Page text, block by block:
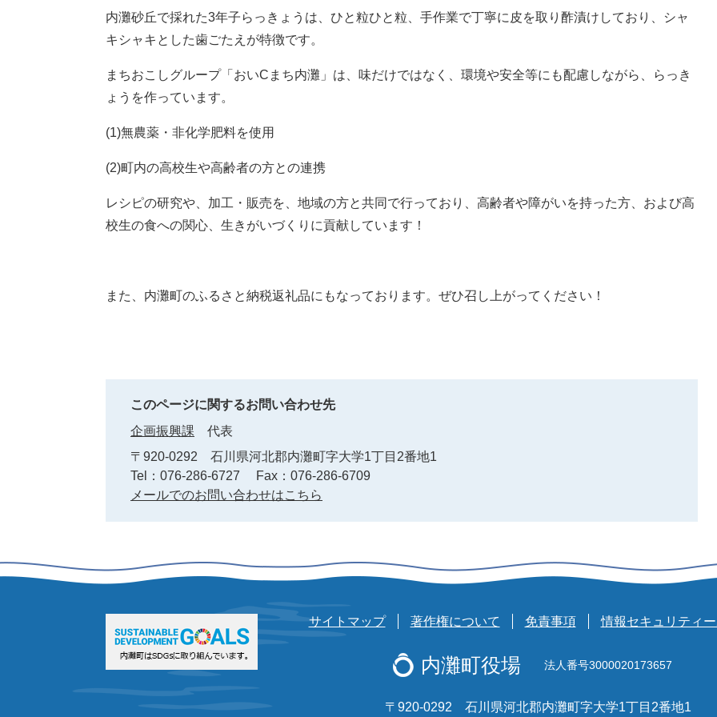
内灘砂丘で採れた3年子らっきょうは、ひと粒ひと粒、手作業で丁寧に皮を取り酢漬けしており、シャ
キシャキとした歯ごたえが特徴です。
まちおこしグループ「おいCまち内灘」は、味だけではなく、環境や安全等にも配慮しながら、らっき
ょうを作っています。
(1)無農薬・非化学肥料を使用
(2)町内の高校生や高齢者の方との連携
レシピの研究や、加工・販売を、地域の方と共同で行っており、高齢者や障がいを持った方、および高
校生の食への関心、生きがいづくりに貢献しています！
また、内灘町のふるさと納税返礼品にもなっております。ぜひ召し上がってください！
このページに関するお問い合わせ先
企画振興課
代表
〒920-0292
石川県河北郡内灘町字大学1丁目2番地1
Tel：076-286-6727
Fax：076-286-6709
メールでのお問い合わせはこちら
サイトマップ 著作権について 免責事項 情報セキュリティ
内灘町役場 法人番号3000020173657
〒920-0292 石川県河北郡内灘町字大学1丁目2番地1